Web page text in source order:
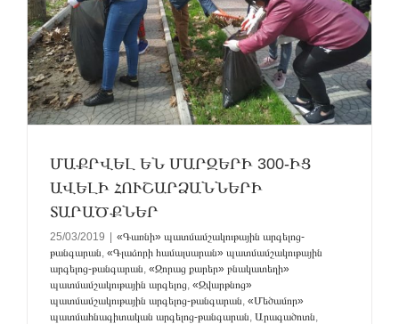
ՄԱՔՐՎԵԼ ԵՆ ՄԱՐԶԵՐԻ 300-ԻՑ
ԱՎԵԼԻ ՀՈՒՇԱՐՁԱՆՆԵՐԻ
ՏԱՐԱԾՔՆԵՐ
25/03/2019
«Գառնի» պատմամշակութային արգելոց-
թանգարան, «Գլաձորի համալսարան» պատմամշակութային
արգելոց-թանգարան, «Զորաց քարեր» բնակատեղի»
պատմամշակութային արգելոց, «Զվարթնոց»
պատմամշակութային արգելոց-թանգարան, «Մեծամոր»
պատմահնագիտական արգելոց-թանգարան, Արագածոտն,